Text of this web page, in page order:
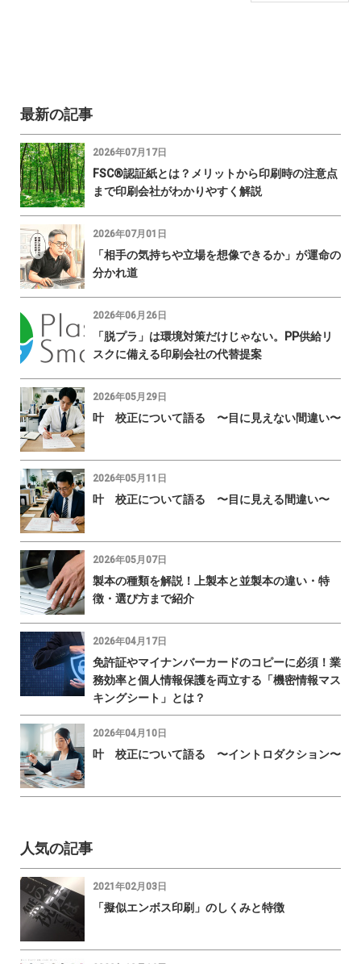
最新の記事
2026年07月17日
FSC®認証紙とは？メリットから印刷時の注意点
まで印刷会社がわかりやすく解説
2026年07月01日
「相手の気持ちや立場を想像できるか」が運命の
分かれ道
2026年06月26日
「脱プラ」は環境対策だけじゃない。PP供給リ
スクに備える印刷会社の代替提案
2026年05月29日
叶 校正について語る 〜目に見えない間違い〜
2026年05月11日
叶 校正について語る 〜目に見える間違い〜
2026年05月07日
製本の種類を解説！上製本と並製本の違い・特
徴・選び方まで紹介
2026年04月17日
免許証やマイナンバーカードのコピーに必須！業
務効率と個人情報保護を両立する「機密情報マス
キングシート」とは？
2026年04月10日
叶 校正について語る 〜イントロダクション〜
人気の記事
2021年02月03日
「擬似エンボス印刷」のしくみと特徴